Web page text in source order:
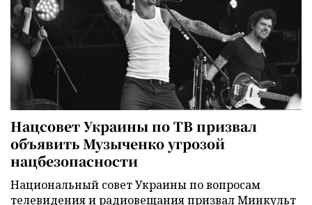
Нацсовет Украины по ТВ призвал
объявить Музыченко угрозой
нацбезопасности
Национальный совет Украины по вопросам
телевидения и радиовещания призвал Минкульт